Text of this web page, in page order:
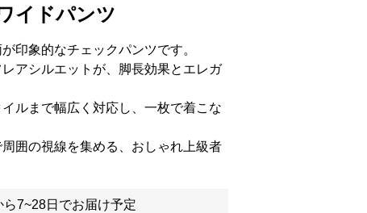
イドパンツ
印象的なチェックパンツです。
アシルエットが、脚長効果とエレガ
ルまで幅広く対応し、一枚で着こな
囲の視線を集める、おしゃれ上級者
ら7~28日でお届け予定